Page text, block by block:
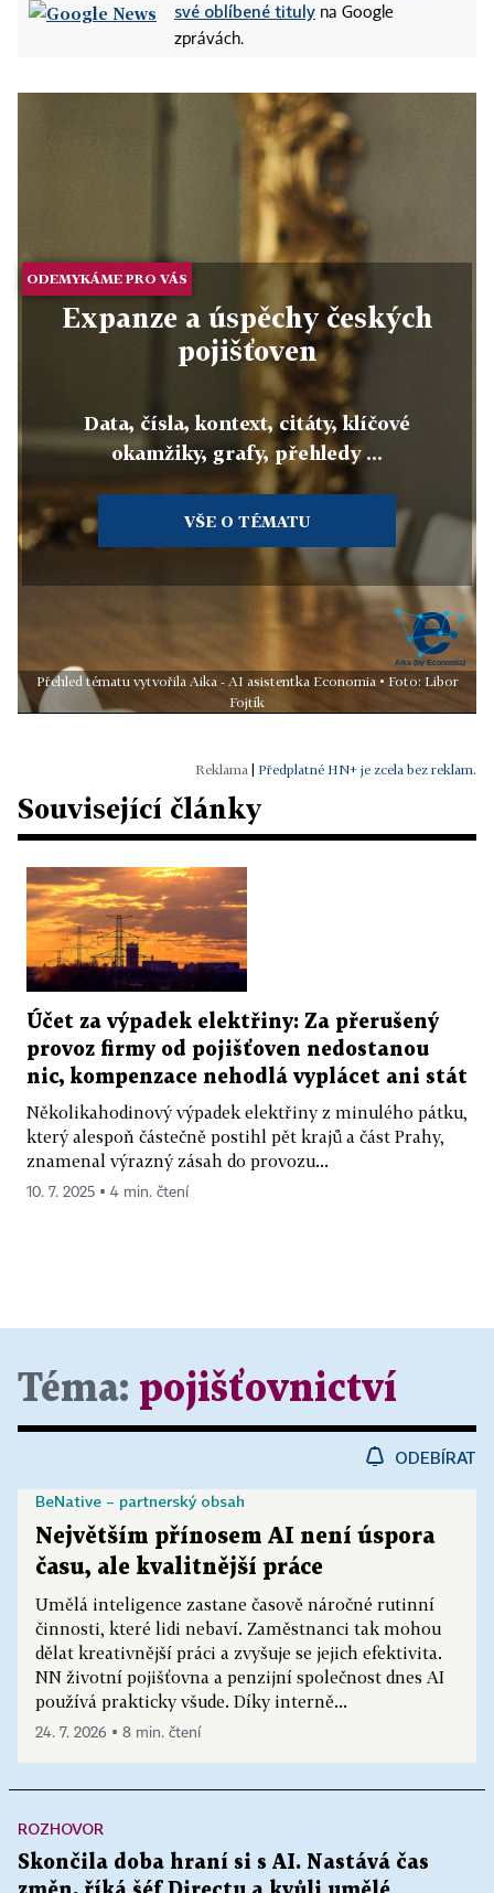
své oblíbené tituly na Google
zprávách.
ODEMYKÁME PRO VÁS
Expanze a úspěchy českých
pojišťoven
Data, čísla, kontext, citáty, klíčové
okamžiky, grafy, přehledy ...
VŠE O TÉMATU
Přehled tématu vytvořila Aika - AI asistentka Economia • Foto: Libor
Fojtík
Předplatné HN+ je zcela bez reklam.
Související články
Účet za výpadek elektřiny: Za přerušený
provoz firmy od pojišťoven nedostanou
nic, kompenzace nehodlá vyplácet ani stát
Několikahodinový výpadek elektřiny z minulého pátku,
který alespoň částečně postihl pět krajů a část Prahy,
znamenal výrazný zásah do provozu...
10. 7. 2025 ▪ 4 min. čtení
Téma: pojišťovnictví
ODEBÍRAT
Největším přínosem AI není úspora
času, ale kvalitnější práce
Umělá inteligence zastane časově náročné rutinní
činnosti, které lidi nebaví. Zaměstnanci tak mohou
dělat kreativnější práci a zvyšuje se jejich efektivita.
NN životní pojišťovna a penzijní společnost dnes AI
používá prakticky všude. Díky interně...
BeNative – partnerský obsah
24. 7. 2026 ▪ 8 min. čtení
ROZHOVOR
Skončila doba hraní si s AI. Nastává čas